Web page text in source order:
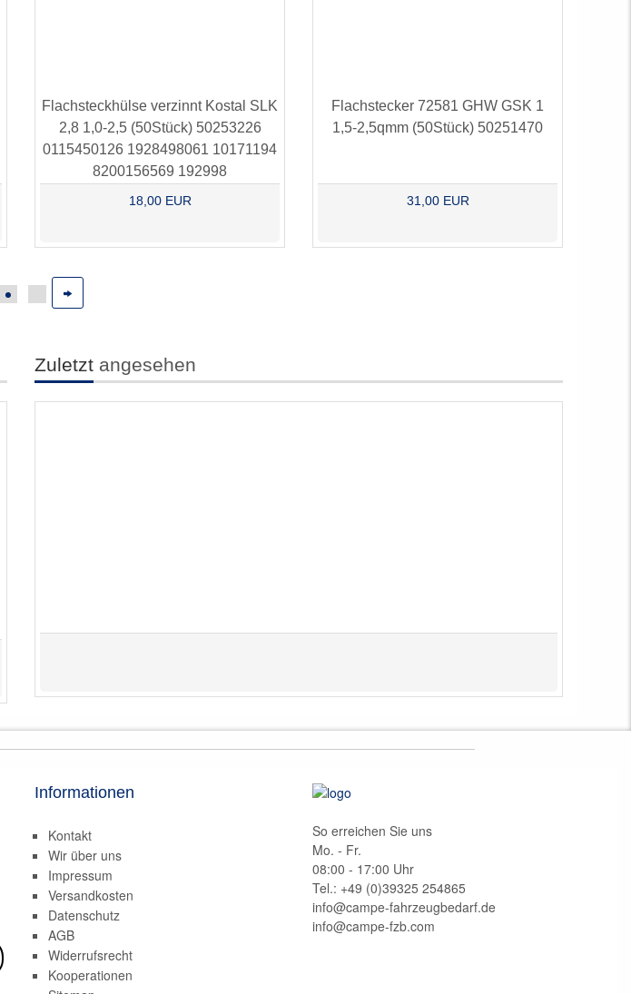
Flachsteckhülse verzinnt Kostal SLK
2,8 1,0-2,5 (50Stück) 50253226
0115450126 1928498061 10171194
8200156569 192998
18,00 EUR
Flachstecker 72581 GHW GSK 1
1,5-2,5qmm (50Stück) 50251470
31,00 EUR
Zuletzt angesehen
Informationen
Kontakt
Wir über uns
Impressum
Versandkosten
Datenschutz
AGB
Widerrufsrecht
Kooperationen
So erreichen Sie uns
Mo. - Fr.
08:00 - 17:00 Uhr
Tel.: +49 (0)39325 254865
info@campe-fahrzeugbedarf.de
info@campe-fzb.com